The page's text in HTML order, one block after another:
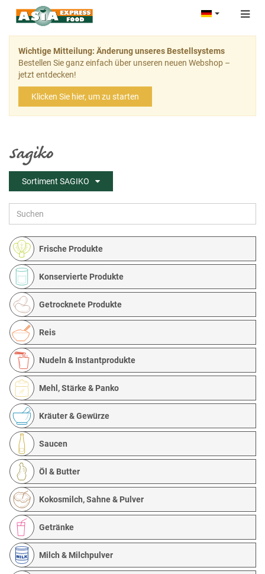
Wichtige Mitteilung: Änderung unseres Bestellsystems
Bestellen Sie ganz einfach über unseren neuen Webshop –
jetzt entdecken!
Klicken Sie hier, um zu starten
Frische Produkte
Konservierte Produkte
Getrocknete Produkte
Reis
Nudeln & Instantprodukte
Mehl, Stärke & Panko
Kräuter & Gewürze
Saucen
Öl & Butter
Kokosmilch, Sahne & Pulver
Getränke
Milch & Milchpulver
Sagiko
Sortiment SAGIKO